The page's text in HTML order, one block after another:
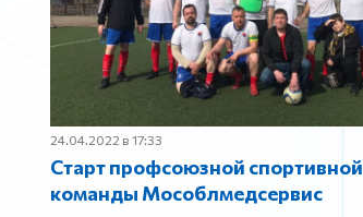
24.04.2022 в 17:33
Старт профсоюзной спортивной
команды Мособлмедсервис